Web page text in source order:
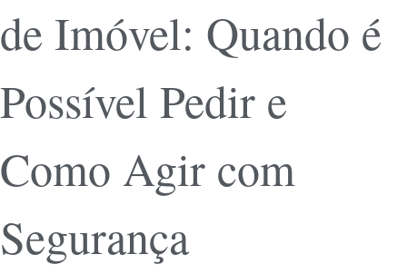
de Imóvel: Quando é
Possível Pedir e
Como Agir com
Segurança